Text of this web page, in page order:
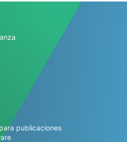
publicaciones